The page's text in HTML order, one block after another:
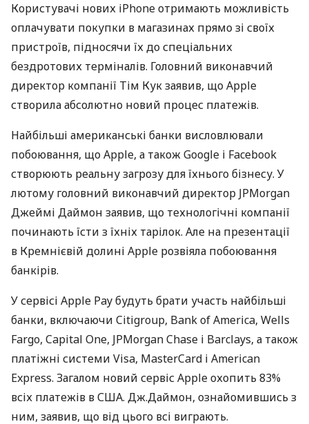
Користувачі нових iPhone отримають можливість
оплачувати покупки в магазинах прямо зі своїх
пристроїв, підносячи їх до спеціальних
бездротових терміналів. Головний виконавчий
директор компанії Тім Кук заявив, що Apple
створила абсолютно новий процес платежів.
Найбільші американські банки висловлювали
побоювання, що Apple, а також Google і Facebook
створюють реальну загрозу для їхнього бізнесу. У
лютому головний виконавчий директор JPMorgan
Джеймі Даймон заявив, що технологічні компанії
починають їсти з їхніх тарілок. Але на презентації
в Кремнієвій долині Apple розвіяла побоювання
банкірів.
У сервісі Apple Pay будуть брати участь найбільші
банки, включаючи Citigroup, Bank of America, Wells
Fargo, Capital One, JPMorgan Chase і Barclays, а також
платіжні системи Visa, MasterCard і American
Express. Загалом новий сервіс Apple oхопить 83%
всіх платежів вСША. Дж.Даймон, ознайомившись з
ним, заявив, що від цього всі виграють.